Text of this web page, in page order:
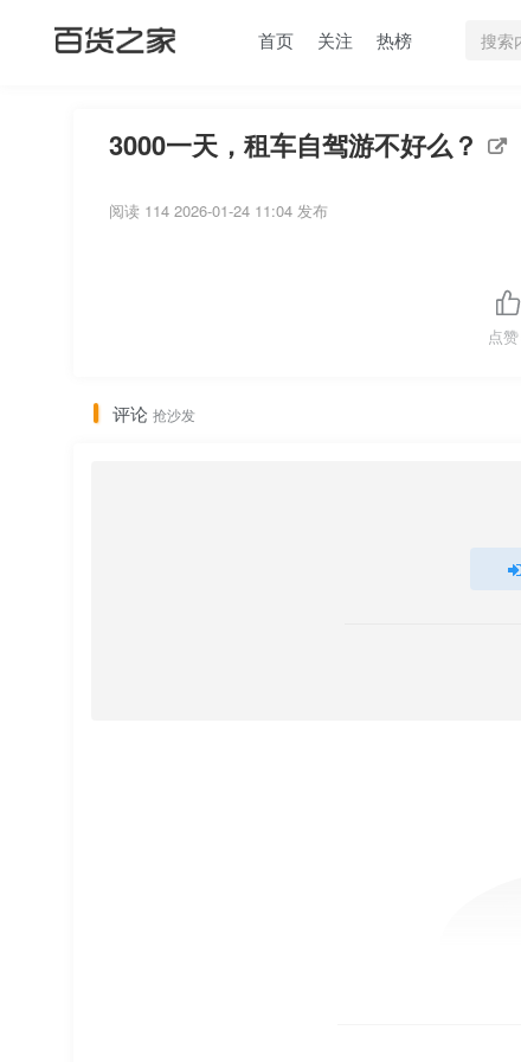
首页 关注 热榜
3000一天，租车自驾游不好么？
阅读 114 2026-01-24 11:04 发布
点赞
评论 抢沙发